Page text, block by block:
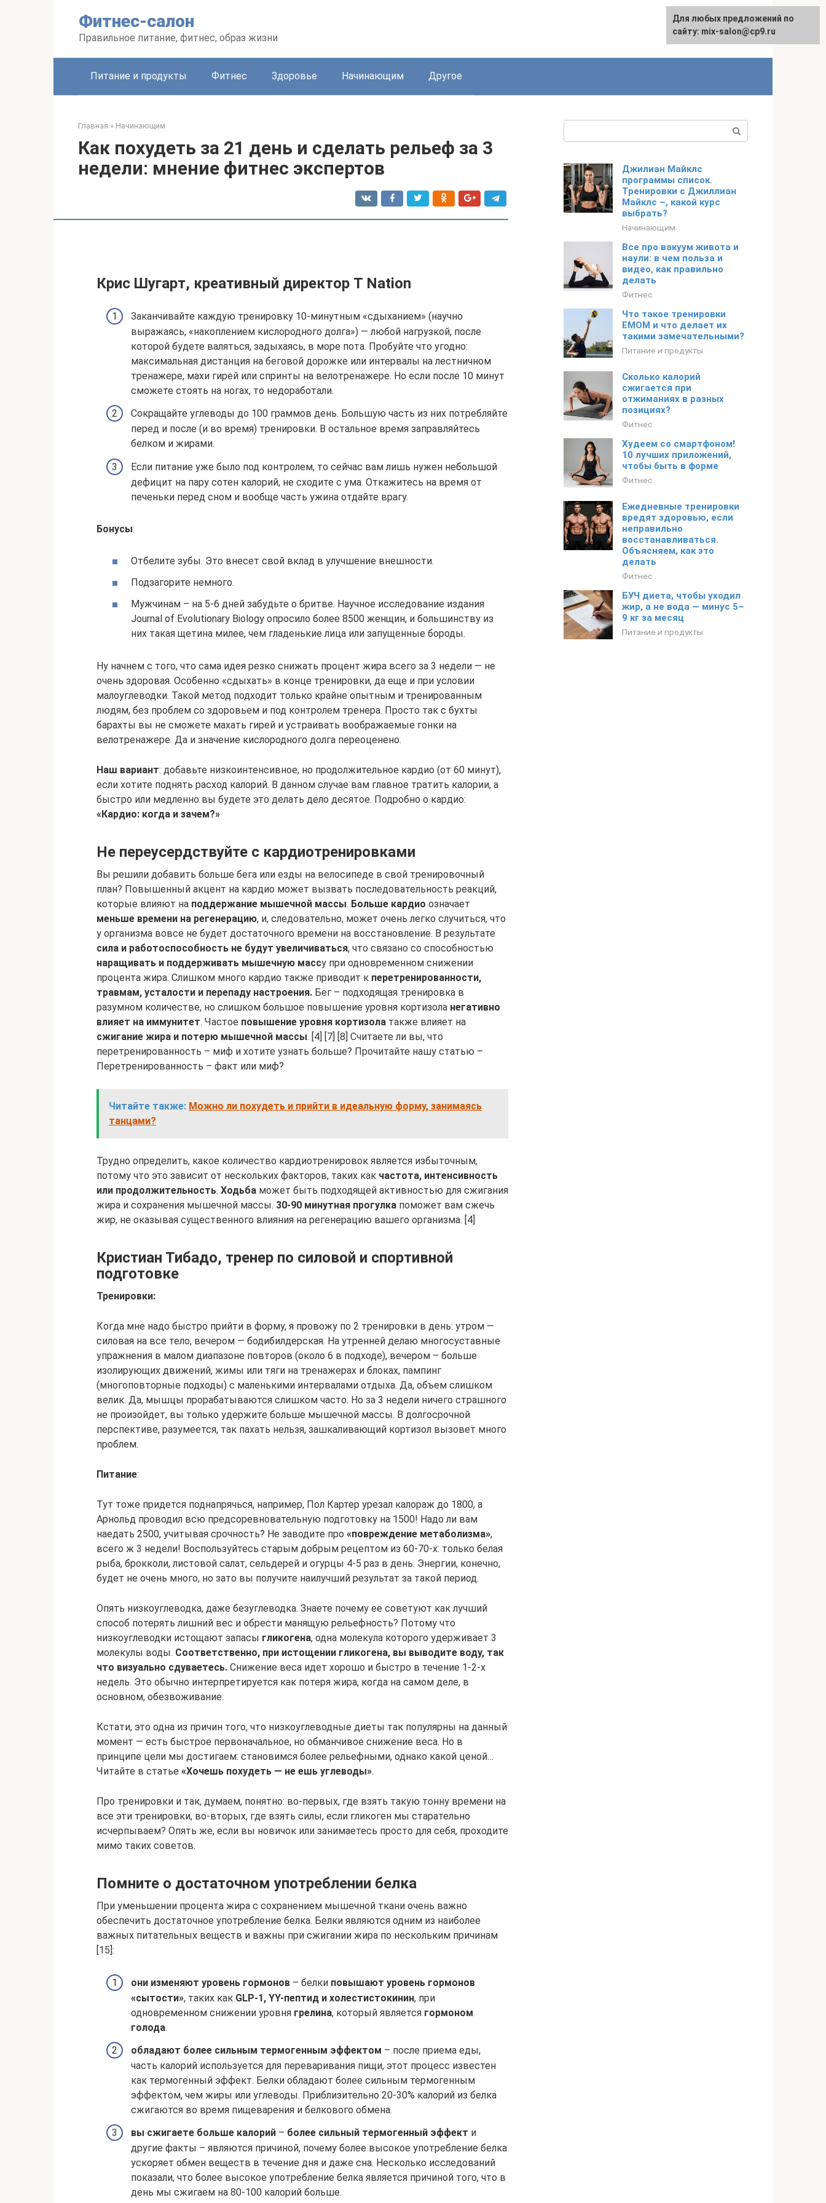
Фитнес-салон
Правильное питание, фитнес, образ жизни
Питание и продукты Фитнес Здоровье Начинающим Другое
Главная » Начинающим
Как похудеть за 21 день и сделать рельеф за 3
недели: мнение фитнес экспертов
Крис Шугарт, креативный директор T Nation
Заканчивайте каждую тренировку 10-минутным «сдыханием» (научно
выражаясь, «накоплением кислородного долга») — любой нагрузкой, после
которой будете валяться, задыхаясь, в море пота. Пробуйте что угодно:
максимальная дистанция на беговой дорожке или интервалы на лестничном
тренажере, махи гирей или спринты на велотренажере. Но если после 10 минут
сможете стоять на ногах, то недоработали.
Сокращайте углеводы до 100 граммов день. Большую часть из них потребляйте
перед и после (и во время) тренировки. В остальное время заправляйтесь
белком и жирами.
Если питание уже было под контролем, то сейчас вам лишь нужен небольшой
дефицит на пару сотен калорий, не сходите с ума. Откажитесь на время от
печеньки перед сном и вообще часть ужина отдайте врагу.
Бонусы:
Отбелите зубы. Это внесет свой вклад в улучшение внешности.
Подзагорите немного.
Мужчинам – на 5-6 дней забудьте о бритве. Научное исследование издания
Journal of Evolutionary Biology опросило более 8500 женщин, и большинству из
них такая щетина милее, чем гладенькие лица или запущенные бороды.
Ну начнем с того, что сама идея резко снижать процент жира всего за 3 недели — не
очень здоровая. Особенно «сдыхать» в конце тренировки, да еще и при условии
малоуглеводки. Такой метод подходит только крайне опытным и тренированным
людям, без проблем со здоровьем и под контролем тренера. Просто так с бухты
барахты вы не сможете махать гирей и устраивать воображаемые гонки на
велотренажере. Да и значение кислородного долга переоценено.
Наш вариант: добавьте низкоинтенсивное, но продолжительное кардио (от 60 минут),
если хотите поднять расход калорий. В данном случае вам главное тратить калории, а
быстро или медленно вы будете это делать дело десятое. Подробно о кардио:
«Кардио: когда и зачем?»
Не переусердствуйте с кардиотренировками
Вы решили добавить больше бега или езды на велосипеде в свой тренировочный
план? Повышенный акцент на кардио может вызвать последовательность реакций,
которые влияют на поддержание мышечной массы. Больше кардио означает
меньше времени на регенерацию, и, следовательно, может очень легко случиться, что
у организма вовсе не будет достаточного времени на восстановление. В результате
сила и работоспособность не будут увеличиваться, что связано со способностью
наращивать и поддерживать мышечную массу при одновременном снижении
процента жира. Слишком много кардио также приводит к перетренированности,
травмам, усталости и перепаду настроения. Бег – подходящая тренировка в
разумном количестве, но слишком большое повышение уровня кортизола негативно
влияет на иммунитет. Частое повышение уровня кортизола также влияет на
сжигание жира и потерю мышечной массы. [4] [7] [8] Считаете ли вы, что
перетренированность – миф и хотите узнать больше? Прочитайте нашу статью –
Перетренированность – факт или миф?
Читайте также: Можно ли похудеть и прийти в идеальную форму, занимаясь
танцами?
Трудно определить, какое количество кардиотренировок является избыточным,
потому что это зависит от нескольких факторов, таких как частота, интенсивность
или продолжительность. Ходьба может быть подходящей активностью для сжигания
жира и сохранения мышечной массы. 30-90 минутная прогулка поможет вам сжечь
жир, не оказывая существенного влияния на регенерацию вашего организма. [4]
Кристиан Тибадо, тренер по силовой и спортивной
подготовке
Тренировки:
Когда мне надо быстро прийти в форму, я провожу по 2 тренировки в день: утром —
силовая на все тело, вечером — бодибилдерская. На утренней делаю многосуставные
упражнения в малом диапазоне повторов (около 6 в подходе), вечером – больше
изолирующих движений, жимы или тяги на тренажерах и блоках, пампинг
(многоповторные подходы) с маленькими интервалами отдыха. Да, объем слишком
велик. Да, мышцы прорабатываются слишком часто. Но за 3 недели ничего страшного
не произойдет, вы только удержите больше мышечной массы. В долгосрочной
перспективе, разумеется, так пахать нельзя, зашкаливающий кортизол вызовет много
проблем.
Питание:
Тут тоже придется поднапрячься, например, Пол Картер урезал калораж до 1800, а
Арнольд проводил всю предсоревновательную подготовку на 1500! Надо ли вам
наедать 2500, учитывая срочность? Не заводите про «повреждение метаболизма»,
всего ж 3 недели! Воспользуйтесь старым добрым рецептом из 60-70-х: только белая
рыба, брокколи, листовой салат, сельдерей и огурцы 4-5 раз в день. Энергии, конечно,
будет не очень много, но зато вы получите наилучший результат за такой период.
Опять низкоуглеводка, даже безуглеводка. Знаете почему ее советуют как лучший
способ потерять лишний вес и обрести манящую рельефность? Потому что
низкоуглеводки истощают запасы гликогена, одна молекула которого удерживает 3
молекулы воды. Соответственно, при истощении гликогена, вы выводите воду, так
что визуально сдуваетесь. Снижение веса идет хорошо и быстро в течение 1-2-х
недель. Это обычно интерпретируется как потеря жира, когда на самом деле, в
основном, обезвоживание.
Кстати, это одна из причин того, что низкоуглеводные диеты так популярны на данный
момент — есть быстрое первоначальное, но обманчивое снижение веса. Но в
принципе цели мы достигаем: становимся более рельефными, однако какой ценой…
Читайте в статье «Хочешь похудеть — не ешь углеводы».
Про тренировки и так, думаем, понятно: во-первых, где взять такую тонну времени на
все эти тренировки, во-вторых, где взять силы, если гликоген мы старательно
исчерпываем? Опять же, если вы новичок или занимаетесь просто для себя, проходите
мимо таких советов.
Помните о достаточном употреблении белка
При уменьшении процента жира с сохранением мышечной ткани очень важно
обеспечить достаточное употребление белка. Белки являются одним из наиболее
важных питательных веществ и важны при сжигании жира по нескольким причинам
[15]:
они изменяют уровень гормонов – белки повышают уровень гормонов
«сытости», таких как GLP-1, YY-пептид и холестистокинин, при
одновременном снижении уровня грелина, который является гормоном
голода.
обладают более сильным термогенным эффектом – после приема еды,
часть калорий используется для переваривания пищи, этот процесс известен
как термогенный эффект. Белки обладают более сильным термогенным
эффектом, чем жиры или углеводы. Приблизительно 20-30% калорий из белка
сжигаются во время пищеварения и белкового обмена.
вы сжигаете больше калорий – более сильный термогенный эффект и
другие факты – являются причиной, почему более высокое употребление белка
ускоряет обмен веществ в течение дня и даже сна. Несколько исследований
показали, что более высокое употребление белка является причиной того, что в
день мы сжигаем на 80-100 калорий больше.
Джилиан Майклс
программы список.
Тренировки с Джиллиан
Майклс –, какой курс
выбрать?
Начинающим
Все про вакуум живота и
наули: в чем польза и
видео, как правильно
делать
Фитнес
Что такое тренировки
EMOM и что делает их
такими замечательными?
Питание и продукты
Сколько калорий
сжигается при
отжиманиях в разных
позициях?
Фитнес
Худеем со смартфоном!
10 лучших приложений,
чтобы быть в форме
Фитнес
Ежедневные тренировки
вредят здоровью, если
неправильно
восстанавливаться.
Объясняем, как это
делать
Фитнес
БУЧ диета, чтобы уходил
жир, а не вода — минус 5–
9 кг за месяц
Питание и продукты
Для любых предложений по
сайту: mix-salon@cp9.ru